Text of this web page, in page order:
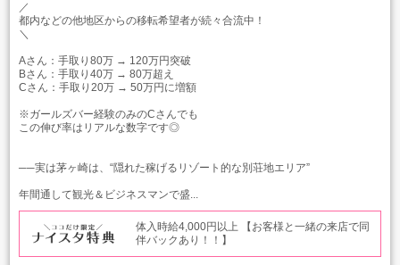
／
都内などの他地区からの移転希望者が続々合流中！
＼
Aさん：手取り80万 → 120万円突破
Bさん：手取り40万 → 80万超え
Cさん：手取り20万 → 50万円に増額
※ガールズバー経験のみのCさんでも
この伸び率はリアルな数字です◎
──実は茅ヶ崎は、“隠れた稼げるリゾート的な別荘地エリア”
年間通して観光＆ビジネスマンで盛...
体入時給4,000円以上 【お客様と一緒の来店で同
伴バックあり！！】